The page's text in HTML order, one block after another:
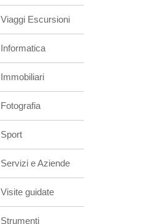
Viaggi Escursioni
Informatica
Immobiliari
Fotografia
Sport
Servizi e Aziende
Visite guidate
Strumenti